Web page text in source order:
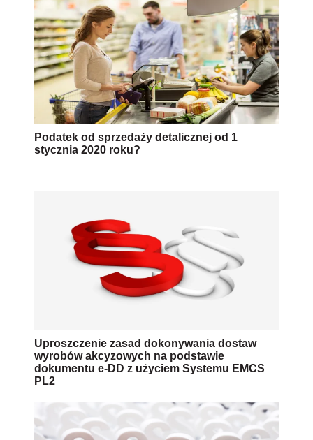
Podatek od sprzedaży detalicznej od 1
stycznia 2020 roku?
Uproszczenie zasad dokonywania dostaw
wyrobów akcyzowych na podstawie
dokumentu e-DD z użyciem Systemu EMCS
PL2